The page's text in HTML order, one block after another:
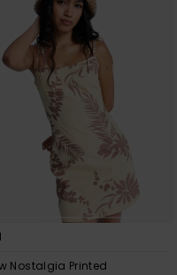
1
Nostalgia Printed